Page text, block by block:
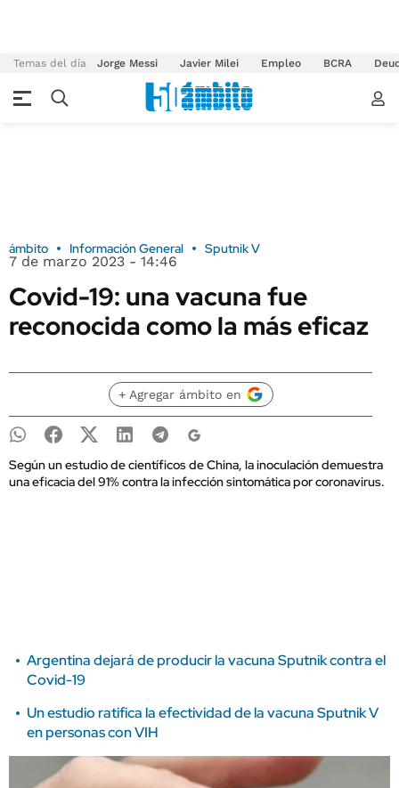
Temas del día Jorge Messi Javier Milei Empleo BCRA
ámbito Información General Sputnik V
7 de marzo 2023 - 14:46
Covid-19: una vacuna fue
reconocida como la más eficaz
+ Agregar ámbito en
Según un estudio de científicos de China, la inoculación demuestra
una eficacia del 91% contra la infección sintomática por coronavirus.
Argentina dejará de producir la vacuna Sputnik contra el
Covid-19
Un estudio ratifica la efectividad de la vacuna Sputnik V
en personas con VIH